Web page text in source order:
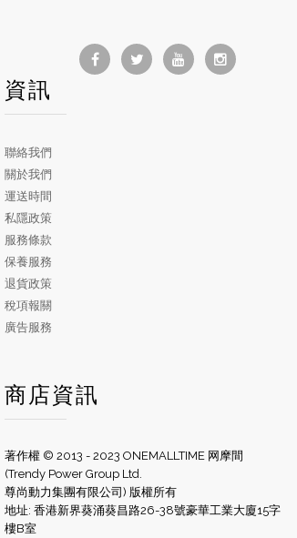
資訊
聯絡我們
關於我們
運送時間
私隱政策
服務條款
保養服務
退貨政策
稅項報關
廣告服務
商店資訊
著作權 © 2013 - 2023 ONEMALLTIME 网摩間
(Trendy Power Group Ltd.
尊尚動力集團有限公司) 版權所有
地址: 香港新界葵涌葵昌路26-38號豪華工業大廈15字
樓B室